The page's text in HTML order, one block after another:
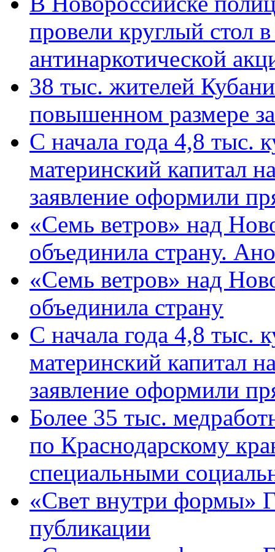
провели круглый стол
антинаркотической
38 тыс. жителей
повышенном размере
С начала года 4,8 тыс.
материнский капитал
заявление оформили
«Семь ветров» над
объединила страну.
«Семь ветров» над
объединила страну
С начала года 4,8 тыс.
материнский капитал
заявление оформили
Более 35 тыс.
по Краснодарскому
специальными
«Свет внутри формы»
публикации